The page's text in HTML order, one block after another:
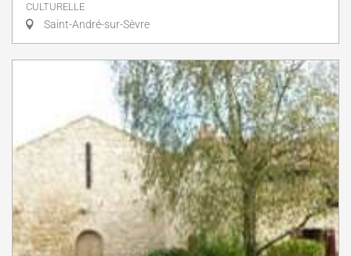
CULTURELLE
Saint-André-sur-Sèvre